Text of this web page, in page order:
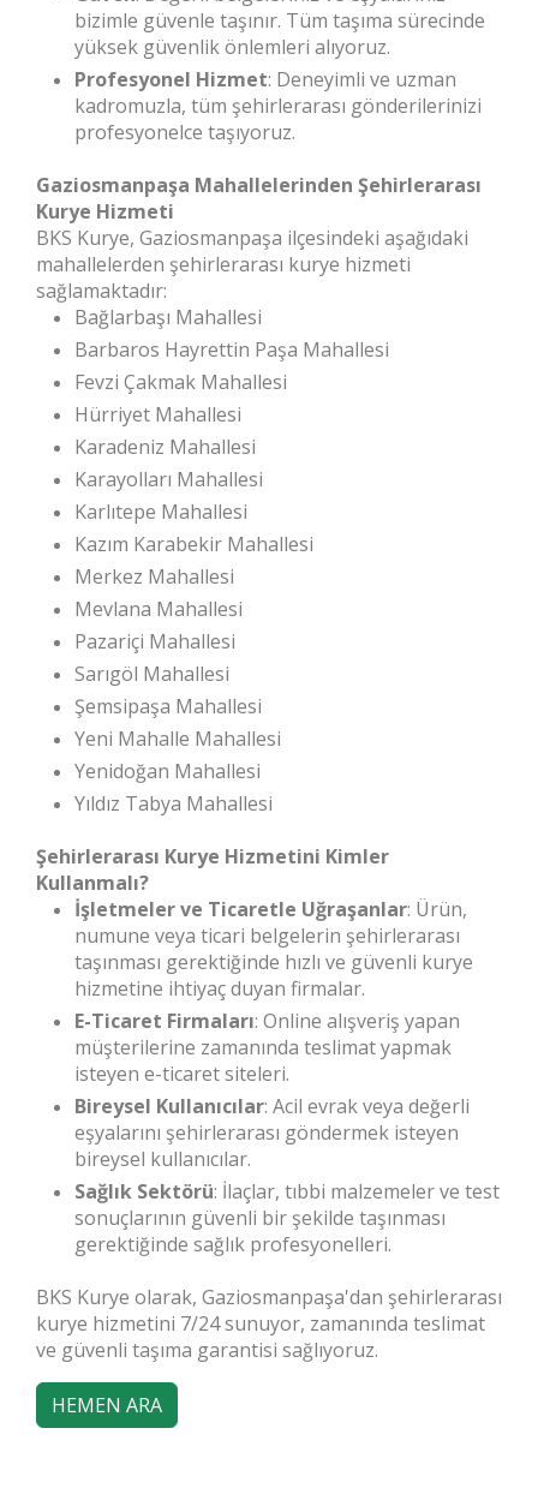
bizimle güvenle taşınır. Tüm taşıma sürecinde
yüksek güvenlik önlemleri alıyoruz.
Profesyonel Hizmet: Deneyimli ve uzman
kadromuzla, tüm şehirlerarası gönderilerinizi
profesyonelce taşıyoruz.
Gaziosmanpaşa Mahallelerinden Şehirlerarası
Kurye Hizmeti
BKS Kurye, Gaziosmanpaşa ilçesindeki aşağıdaki
mahallelerden şehirlerarası kurye hizmeti
sağlamaktadır:
Bağlarbaşı Mahallesi
Barbaros Hayrettin Paşa Mahallesi
Fevzi Çakmak Mahallesi
Hürriyet Mahallesi
Karadeniz Mahallesi
Karayolları Mahallesi
Karlıtepe Mahallesi
Kazım Karabekir Mahallesi
Merkez Mahallesi
Mevlana Mahallesi
Pazariçi Mahallesi
Sarıgöl Mahallesi
Şemsipaşa Mahallesi
Yeni Mahalle Mahallesi
Yenidoğan Mahallesi
Yıldız Tabya Mahallesi
Şehirlerarası Kurye Hizmetini Kimler
Kullanmalı?
İşletmeler ve Ticaretle Uğraşanlar: Ürün,
numune veya ticari belgelerin şehirlerarası
taşınması gerektiğinde hızlı ve güvenli kurye
hizmetine ihtiyaç duyan firmalar.
E-Ticaret Firmaları: Online alışveriş yapan
müşterilerine zamanında teslimat yapmak
isteyen e-ticaret siteleri.
Bireysel Kullanıcılar: Acil evrak veya değerli
eşyalarını şehirlerarası göndermek isteyen
bireysel kullanıcılar.
Sağlık Sektörü: İlaçlar, tıbbi malzemeler ve test
sonuçlarının güvenli bir şekilde taşınması
gerektiğinde sağlık profesyonelleri.
BKS Kurye olarak, Gaziosmanpaşa'dan şehirlerarası
kurye hizmetini 7/24 sunuyor, zamanında teslimat
ve güvenli taşıma garantisi sağlıyoruz.
HEMEN ARA